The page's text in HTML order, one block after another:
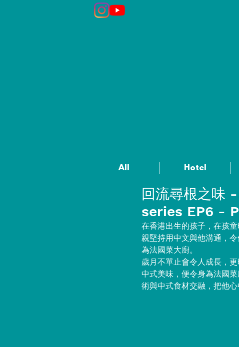
All Hotel
回流尋根之
series EP6 -
在香港出生的孩子，在孩
親堅持用中文與他溝通，
為法國菜大廚。
歲月不單止會令人成長，
中式美味，便令身為法國
術與中式食材交融，把他